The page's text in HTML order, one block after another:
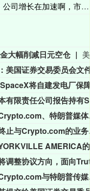
长在加速啊，市场搞错了
大幅削减日元空仓
特朗普媒体与
特朗普
市场消息